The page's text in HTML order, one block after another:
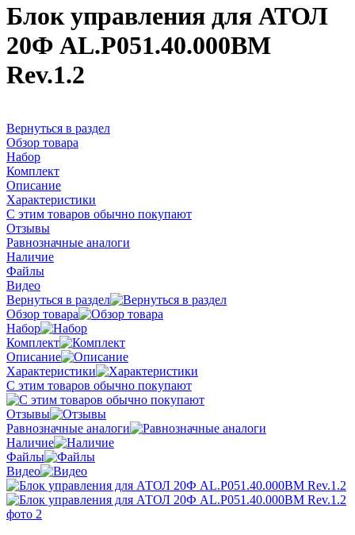
Блок управления для АТОЛ
20Ф AL.P051.40.000BM
Rev.1.2
Вернуться в раздел
Обзор товара
Набор
Комплект
Описание
Характеристики
С этим товаров обычно покупают
Отзывы
Равнозначные аналоги
Наличие
Файлы
Видео
Вернуться в раздел
Обзор товара
Набор
Комплект
Описание
Характеристики
С этим товаров обычно покупают
Отзывы
Равнозначные аналоги
Наличие
Файлы
Видео